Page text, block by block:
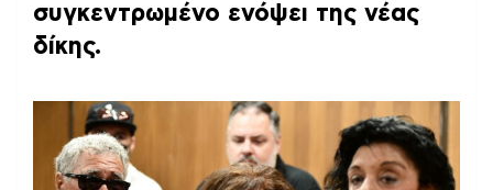
συγκεντρωμένο ενόψει της νέας
δίκης.